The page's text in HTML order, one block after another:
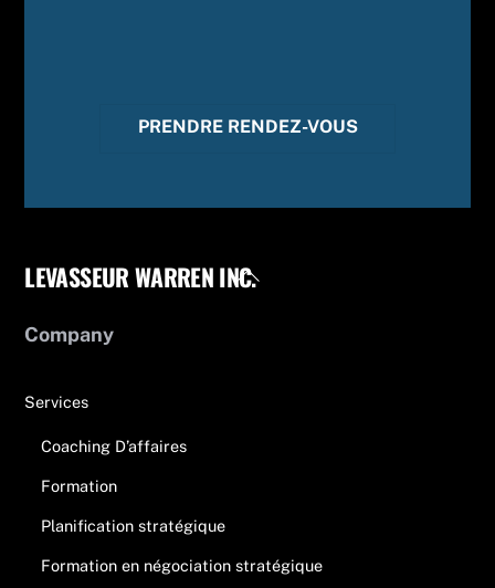
PRENDRE RENDEZ-VOUS
Back
LEVASSEUR WARREN INC.
Company
Services
Coaching D’affaires
Formation
Planification stratégique
Formation en négociation stratégique